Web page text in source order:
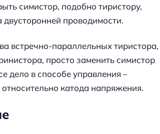
симистор, подобно тиристору,
проводимости.
встречно-параллельных тиристора,
просто заменить симистор
дело в способе управления –
катода напряжения.